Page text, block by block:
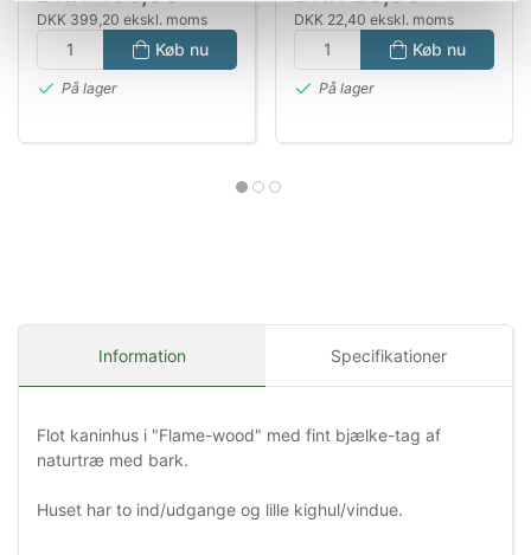
DKK 399,20 ekskl. moms
Køb nu
På lager
DKK 22,40 ekskl. moms
Køb nu
På lager
Information Specifikationer
Flot kaninhus i "Flame-wood" med fint bjælke-tag af
naturtræ med bark.
Huset har to ind/udgange og lille kighul/vindue.